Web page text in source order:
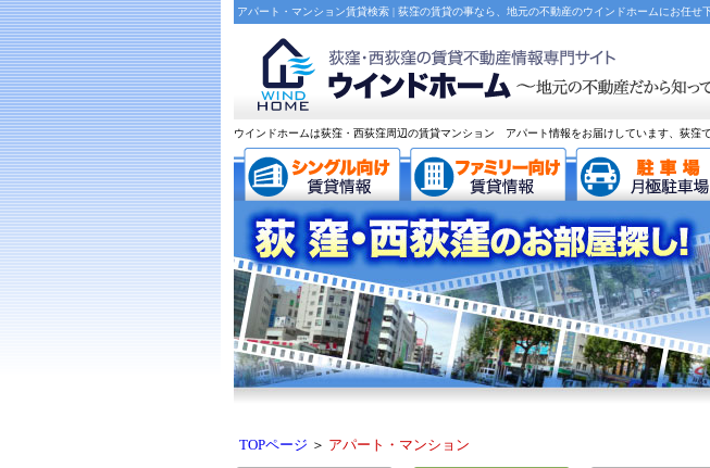
アパート・マンション賃貸検索 | 荻窪の賃貸の事なら、地元の不動産のウインドホームにお任せ
ウインドホームは荻窪・西荻窪周辺の賃貸マンション アパート情報をお届けしています、荻窪
TOPページ ＞ アパート・マンション